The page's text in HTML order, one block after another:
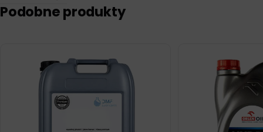
Podobne produkty